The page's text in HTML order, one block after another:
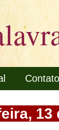
Contato
13